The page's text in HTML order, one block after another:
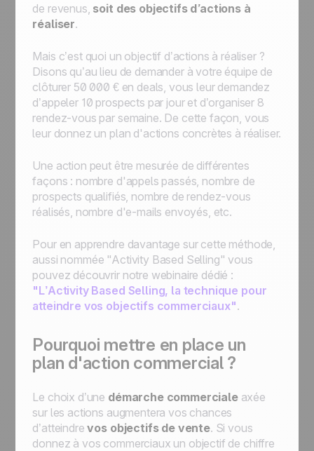
de revenus, soit des objectifs d’actions à
réaliser.
Mais c’est quoi un objectif d’actions à réaliser ?
Disons qu’au lieu de demander à votre équipe de
clôturer 50 000 € en deals, vous leur demandez
d’appeler 10 prospects par jour et d’organiser 8
rendez-vous par semaine. De cette façon, vous
leur donnez un plan d'actions concrètes à réaliser.
Une action peut être mesurée de différentes
façons : nombre d'appels passés, nombre de
prospects qualifiés, nombre de rendez-vous
réalisés, nombre d'e-mails envoyés, etc.
Pour en apprendre davantage sur cette méthode,
aussi nommée "Activity Based Selling" vous
pouvez découvrir notre webinaire dédié :
"L’Activity Based Selling, la technique pour
atteindre vos objectifs commerciaux".
Pourquoi mettre en place un
plan d'action commercial ?
Le choix d’une démarche commercialeaxée
sur les actions augmentera vos chances
d’atteindrevos objectifs de vente. Si vous
donnez à vos commerciaux un objectif de chiffre